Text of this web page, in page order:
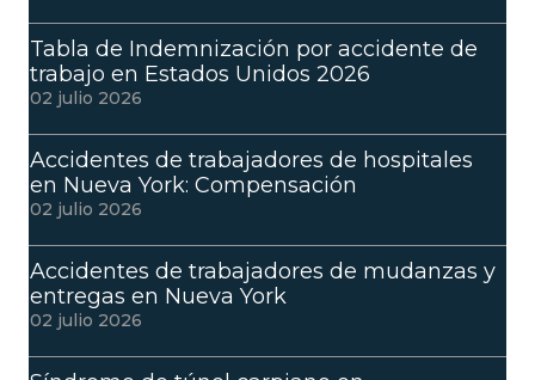
Tabla de Indemnización por accidente de
trabajo en Estados Unidos 2026
02 julio 2026
Accidentes de trabajadores de hospitales
en Nueva York: Compensación
02 julio 2026
Accidentes de trabajadores de mudanzas y
entregas en Nueva York
02 julio 2026